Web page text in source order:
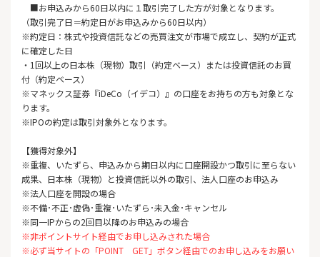
■お申込みから60日以内に１取引完了した方が対象となります。
（取引完了日＝約定日がお申込みから60日以内）
※約定日：株式や投資信託などの売買注文が市場で成立し、契約が正式
に確定した日
・1回以上の日本株（現物）取引（約定ベース）または投資信託のお買
付（約定ベース）
※マネックス証券『iDeCo（イデコ）』の口座をお持ちの方も対象とな
ります。
※IPOの約定は取引対象外となります。
【獲得対象外】
※重複、いたずら、申込みから期日以内に口座開設かつ取引に至らない
成果、日本株（現物）と投資信託以外の取引、法人口座のお申込み
※法人口座を開設の場合
※不備･不正･虚偽･重複･いたずら･未入金･キャンセル
※同一IPからの2回目以降のお申込みの場合
※非ポイントサイト経由でお申し込みされた場合
※必ず当サイトの「POINT GET」ボタン経由でのお申し込みをお願い